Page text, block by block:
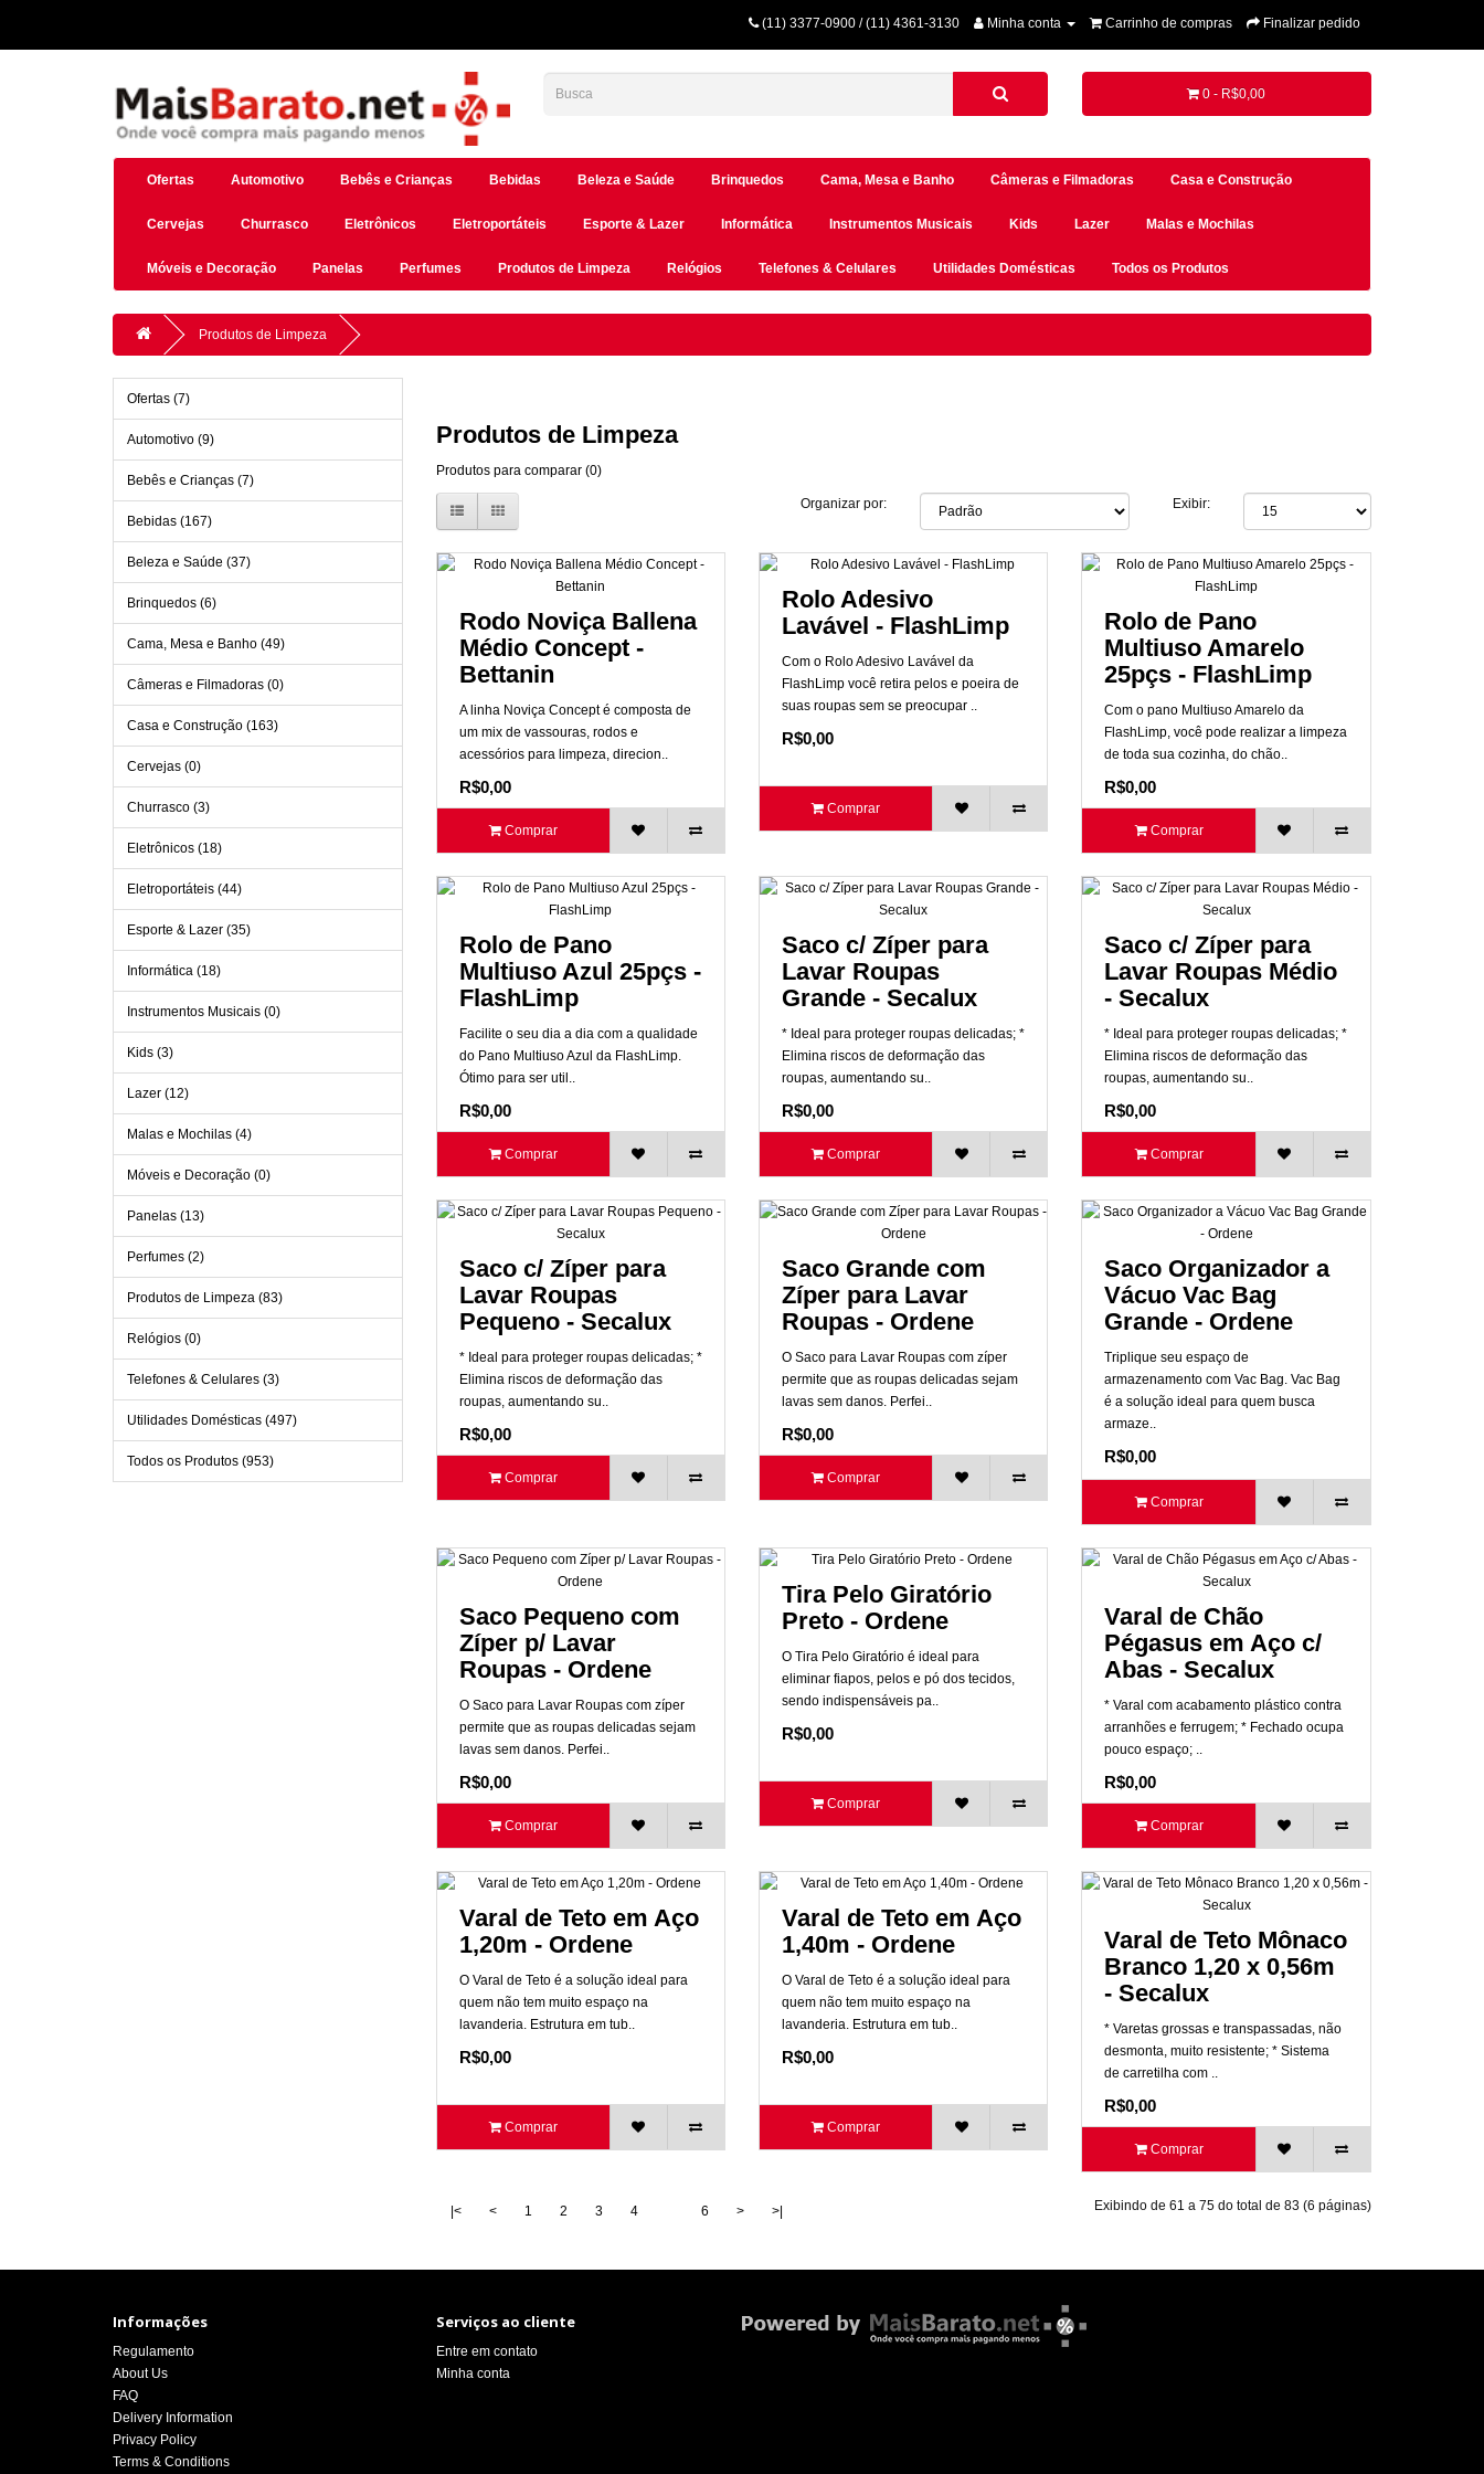
(11) 3377-0900 / (11) 4361-3130 Minha conta Carrinho de compras Finalizar pedido
0 - R$0,00
Ofertas Automotivo Bebês e Crianças Bebidas Beleza e Saúde Brinquedos Cama, Mesa e Banho Câmeras e Filmadoras Casa e Construção
Cervejas Churrasco Eletrônicos Eletroportáteis Esporte & Lazer Informática Instrumentos Musicais Kids Lazer Malas e Mochilas
Móveis e Decoração Panelas Perfumes Produtos de Limpeza Relógios Telefones & Celulares Utilidades Domésticas Todos os Produtos
Produtos de Limpeza
Ofertas (7)
Automotivo (9)
Bebês e Crianças (7)
Bebidas (167)
Beleza e Saúde (37)
Brinquedos (6)
Cama, Mesa e Banho (49)
Câmeras e Filmadoras (0)
Casa e Construção (163)
Cervejas (0)
Churrasco (3)
Eletrônicos (18)
Eletroportáteis (44)
Esporte & Lazer (35)
Informática (18)
Instrumentos Musicais (0)
Kids (3)
Lazer (12)
Malas e Mochilas (4)
Móveis e Decoração (0)
Panelas (13)
Perfumes (2)
Produtos de Limpeza (83)
Relógios (0)
Telefones & Celulares (3)
Utilidades Domésticas (497)
Todos os Produtos (953)
Produtos de Limpeza
Produtos para comparar (0)
Organizar por: Exibir:
Rodo Noviça Ballena
Médio Concept -
Bettanin
A linha Noviça Concept é composta de
um mix de vassouras, rodos e
acessórios para limpeza, direcion..
R$0,00
Comprar
Rolo Adesivo
Lavável - FlashLimp
Com o Rolo Adesivo Lavável da
FlashLimp você retira pelos e poeira de
suas roupas sem se preocupar ..
R$0,00
Comprar
Rolo de Pano
Multiuso Amarelo
25pçs - FlashLimp
Com o pano Multiuso Amarelo da
FlashLimp, você pode realizar a limpeza
de toda sua cozinha, do chão..
R$0,00
Comprar
Rolo de Pano
Multiuso Azul 25pçs -
FlashLimp
Facilite o seu dia a dia com a qualidade
do Pano Multiuso Azul da FlashLimp.
Ótimo para ser util..
R$0,00
Comprar
Saco c/ Zíper para
Lavar Roupas
Grande - Secalux
* Ideal para proteger roupas delicadas; *
Elimina riscos de deformação das
roupas, aumentando su..
R$0,00
Comprar
Saco c/ Zíper para
Lavar Roupas Médio
- Secalux
* Ideal para proteger roupas delicadas; *
Elimina riscos de deformação das
roupas, aumentando su..
R$0,00
Comprar
Saco c/ Zíper para
Lavar Roupas
Pequeno - Secalux
* Ideal para proteger roupas delicadas; *
Elimina riscos de deformação das
roupas, aumentando su..
R$0,00
Comprar
Saco Grande com
Zíper para Lavar
Roupas - Ordene
O Saco para Lavar Roupas com zíper
permite que as roupas delicadas sejam
lavas sem danos. Perfei..
R$0,00
Comprar
Saco Organizador a
Vácuo Vac Bag
Grande - Ordene
Triplique seu espaço de
armazenamento com Vac Bag. Vac Bag
é a solução ideal para quem busca
armaze..
R$0,00
Comprar
Saco Pequeno com
Zíper p/ Lavar
Roupas - Ordene
O Saco para Lavar Roupas com zíper
permite que as roupas delicadas sejam
lavas sem danos. Perfei..
R$0,00
Comprar
Tira Pelo Giratório
Preto - Ordene
O Tira Pelo Giratório é ideal para
eliminar fiapos, pelos e pó dos tecidos,
sendo indispensáveis pa..
R$0,00
Comprar
Varal de Chão
Pégasus em Aço c/
Abas - Secalux
* Varal com acabamento plástico contra
arranhões e ferrugem; * Fechado ocupa
pouco espaço; ..
R$0,00
Comprar
Varal de Teto em Aço
1,20m - Ordene
O Varal de Teto é a solução ideal para
quem não tem muito espaço na
lavanderia. Estrutura em tub..
R$0,00
Comprar
Varal de Teto em Aço
1,40m - Ordene
O Varal de Teto é a solução ideal para
quem não tem muito espaço na
lavanderia. Estrutura em tub..
R$0,00
Comprar
Varal de Teto Mônaco
Branco 1,20 x 0,56m
- Secalux
* Varetas grossas e transpassadas, não
desmonta, muito resistente; * Sistema
de carretilha com ..
R$0,00
Comprar
|< < 1 2 3 4 6 > >| Exibindo de 61 a 75 do total de 83 (6 páginas)
Informações
Regulamento
About Us
FAQ
Delivery Information
Privacy Policy
Terms & Conditions
Serviços ao cliente
Entre em contato
Minha conta